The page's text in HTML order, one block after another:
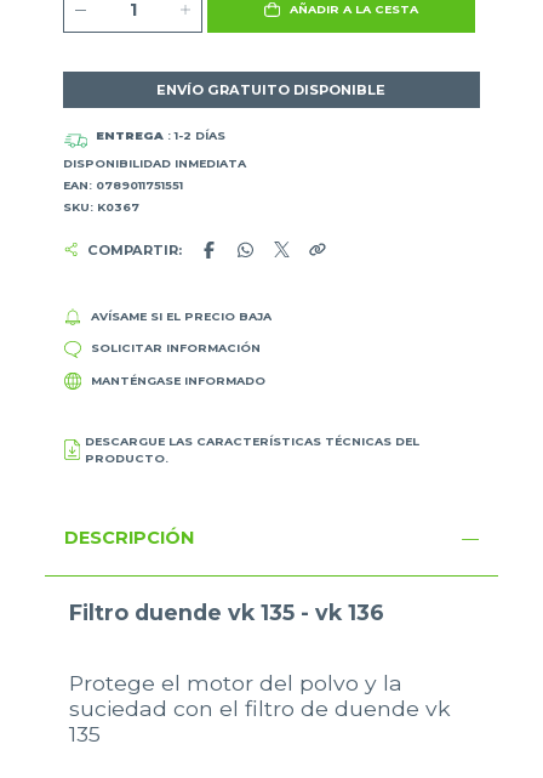
AÑADIR A LA CESTA
ENVÍO GRATUITO DISPONIBLE
ENTREGA: 1-2 DÍAS
DISPONIBILIDAD INMEDIATA
EAN: 0789011751551
SKU: K0367
COMPARTIR:
AVÍSAME SI EL PRECIO BAJA
SOLICITAR INFORMACIÓN
MANTÉNGASE INFORMADO
DESCARGUE LAS CARACTERÍSTICAS TÉCNICAS DEL
PRODUCTO.
DESCRIPCIÓN
Filtro duende vk 135 - vk 136
Protege el motor del polvo y la
suciedad con el filtro de duende vk
135